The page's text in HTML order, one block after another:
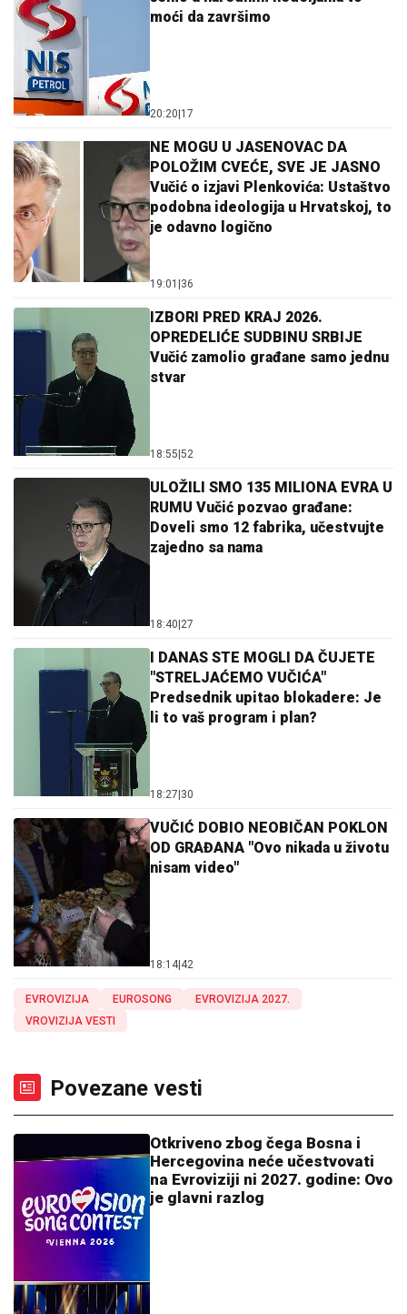
moći da završimo
20:20|17
NE MOGU U JASENOVAC DA
POLOŽIM CVEĆE, SVE JE JASNO
Vučić o izjavi Plenkovića: Ustaštvo
podobna ideologija u Hrvatskoj, to
je odavno logično
19:01 |36
IZBORI PRED KRAJ 2026.
OPREDELIĆE SUDBINU SRBIJE
Vučić zamolio građane samo jednu
stvar
18:55|52
ULOŽILI SMO 135 MILIONA EVRA U
RUMU Vučić pozvao građane:
Doveli smo 12 fabrika, učestvujte
zajedno sa nama
18:40|27
I DANAS STE MOGLI DA ČUJETE
"STRELJAĆEMO VUČIĆA"
Predsednik upitao blokadere: Je
li to vaš program i plan?
18:27|30
VUČIĆ DOBIO NEOBIČAN POKLON
OD GRAĐANA "Ovo nikada u životu
nisam video"
18:14|42
EVROVIZIJA EUROSONG
EVROVIZIJA 2027.
VROVIZIJA VESTI
Povezane vesti
Otkriveno zbog čega Bosna i
Hercegovina neće učestvovati
na Evroviziji ni 2027. godine: Ovo
je glavni razlog